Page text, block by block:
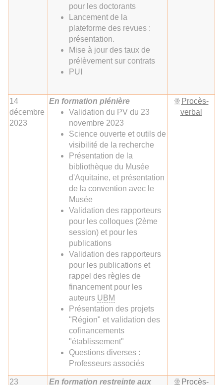
pour les doctorants
Lancement de la
plateforme des revues :
présentation.
Mise à jour des taux de
prélèvement sur contrats
PUI
14
décembre
2023
En formation plénière
Validation du PV du 23
novembre 2023
Science ouverte et outils de
visibilité de la recherche
Présentation de la
bibliothèque du Musée
d'Aquitaine, et présentation
de la convention avec le
Musée
Validation des rapporteurs
pour les colloques (2ème
session) et pour les
publications
Validation des rapporteurs
pour les publications et
rappel des règles de
financement pour les
auteurs UBM
Présentation des projets
"Région" et validation des
cofinancements
"établissement"
Questions diverses :
Professeurs associés
Procès-
verbal
23
En formation restreinte aux
Procès-